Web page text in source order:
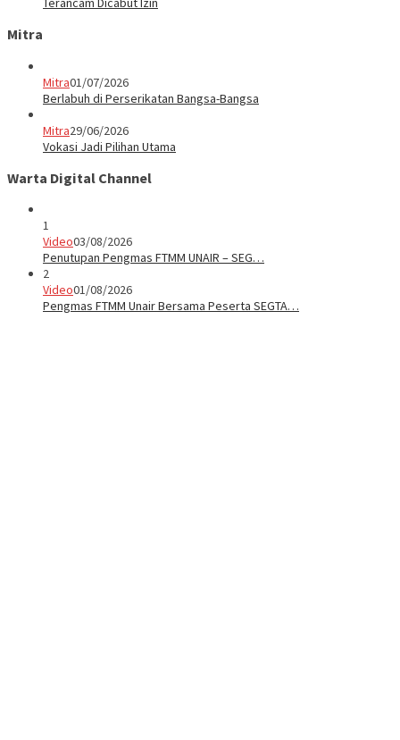
Mitra
Mitra01/07/2026
Berlabuh di Perserikatan Bangsa-Bangsa
Mitra29/06/2026
Vokasi Jadi Pilihan Utama
Warta Digital Channel
1
Video03/08/2026
Penutupan Pengmas FTMM UNAIR – SEG…
2
Video01/08/2026
Pengmas FTMM Unair Bersama Peserta SEGTA…